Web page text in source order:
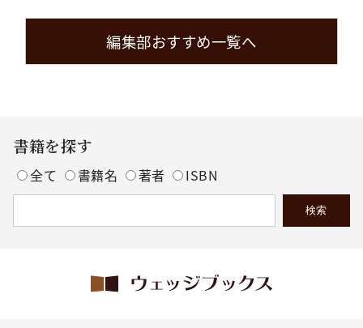
編集部おすすめ一覧へ
書籍を探す
全て 書籍名 著者 ISBN